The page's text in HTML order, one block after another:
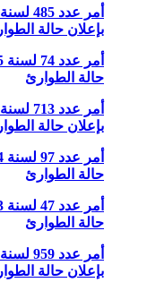
بإعلان حالة
حالة الطوارئ
بإعلان حالة
حالة الطوارئ
حالة الطوارئ
بإعلان حالة